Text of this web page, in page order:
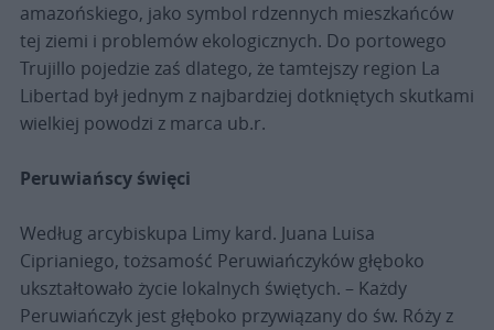
amazońskiego, jako symbol rdzennych mieszkańców
tej ziemi i problemów ekologicznych. Do portowego
Trujillo pojedzie zaś dlatego, że tamtejszy region La
Libertad był jednym z najbardziej dotkniętych skutkami
wielkiej powodzi z marca ub.r.
Peruwiańscy święci
Według arcybiskupa Limy kard. Juana Luisa
Ciprianiego, tożsamość Peruwiańczyków głęboko
ukształtowało życie lokalnych świętych. – Każdy
Peruwiańczyk jest głęboko przywiązany do św. Róży z